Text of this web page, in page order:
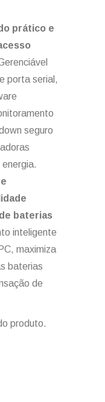
prático e
porta serial,
seguro
baterias
inteligente
maximiza
baterias
de
produto.